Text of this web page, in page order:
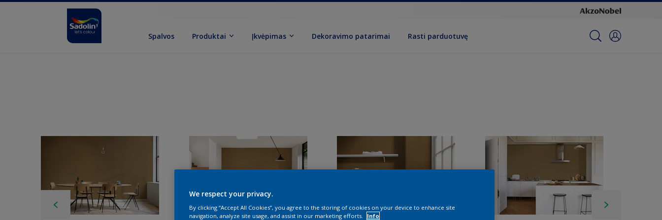
Spalvos Produktai Įkvėpimas Dekoravimo patarimai Rasti parduotuvę
We respect your privacy.
By clicking “Accept All Cookies”, you agree to the storing of cookies on your device to enhance site
navigation, analyze site usage, and assist in our marketing efforts.
Info